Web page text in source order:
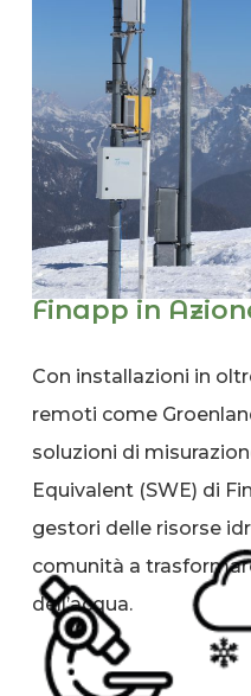
Finapp in
Con installazioni in
remoti come
soluzioni di
Equivalent (SWE) di
gestori delle risorse
comunità a
dell’acqua.